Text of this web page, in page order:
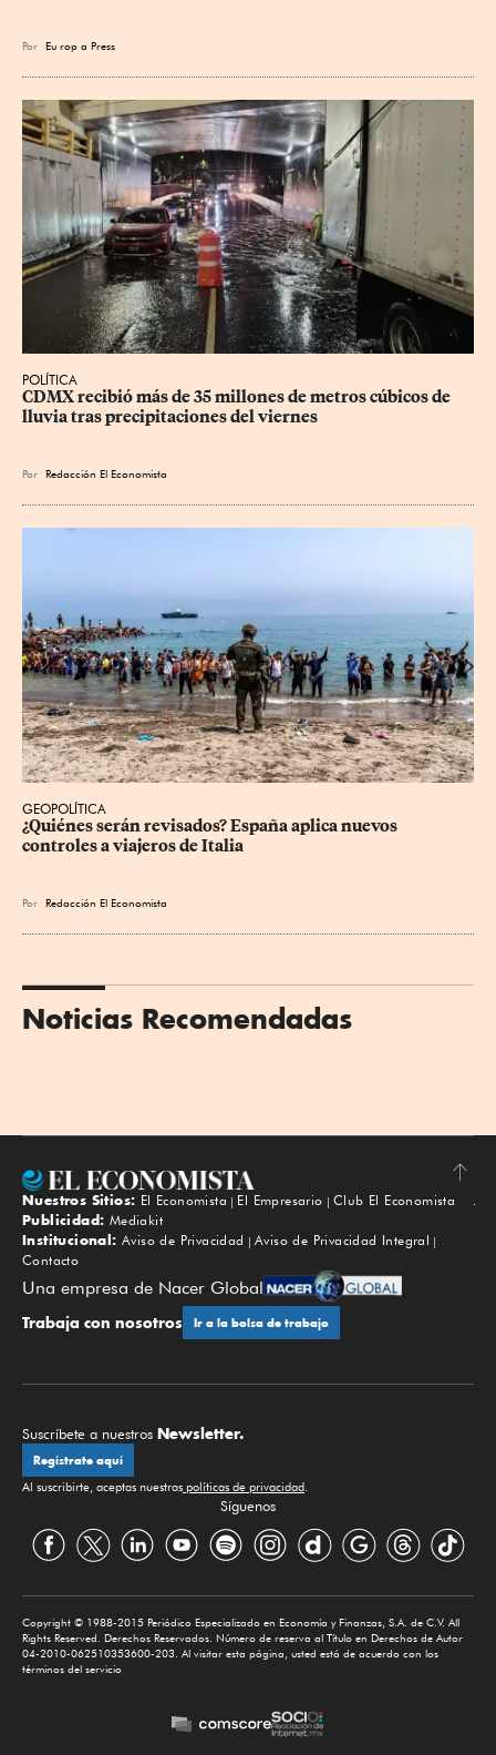
Por Eu rop a Press
POLÍTICA
CDMX recibió más de 35 millones de metros cúbicos de
lluvia tras precipitaciones del viernes
Por Redacción El Economista
GEOPOLÍTICA
¿Quiénes serán revisados? España aplica nuevos
controles a viajeros de Italia
Por Redacción El Economista
Noticias Recomendadas
Subir
Nuestros Sitios: El Economista El Empresario
Club El Economista
Publicidad: Mediakit
Institucional: Aviso de Privacidad
Aviso de Privacidad Integral
Contacto
Una empresa de Nacer Global
Trabaja con nosotros Ir a la bolsa de trabajo
Suscríbete a nuestros Newsletter.
Regístrate aquí
Al suscribirte, aceptas nuestras políticas de privacidad
Síguenos
Copyright © 1988-2015 Periódico Especializado en Economía y Finanzas, S.A. de C.V. All
Rights Reserved. Derechos Reservados. Número de reserva al Título en Derechos de Autor
04-2010-062510353600-203. Al visitar esta página, usted está de acuerdo con los
términos del servicio